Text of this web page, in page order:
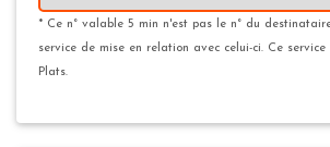
* Ce n° valable 5 min n'est pas le n° du
service de mise en relation avec celui-ci. Ce
Plats.